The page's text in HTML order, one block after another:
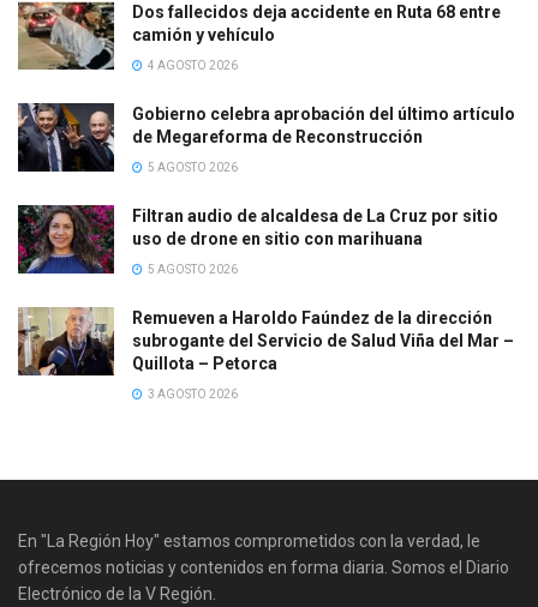
Dos fallecidos deja accidente en Ruta 68 entre
camión y vehículo
4 AGOSTO 2026
Gobierno celebra aprobación del último artículo
de Megareforma de Reconstrucción
5 AGOSTO 2026
Filtran audio de alcaldesa de La Cruz por sitio
uso de drone en sitio con marihuana
5 AGOSTO 2026
Remueven a Haroldo Faúndez de la dirección
subrogante del Servicio de Salud Viña del Mar –
Quillota – Petorca
3 AGOSTO 2026
En "La Región Hoy" estamos comprometidos con la verdad, le
ofrecemos noticias y contenidos en forma diaria. Somos el Diario
Electrónico de la V Región.